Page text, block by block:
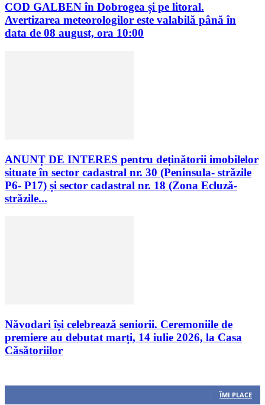
COD GALBEN în Dobrogea și pe litoral.
Avertizarea meteorologilor este valabilă până în
data de 08 august, ora 10:00
ANUNȚ DE INTERES pentru deținătorii imobilelor
situate în sector cadastral nr. 30 (Peninsula- străzile
P6- P17) și sector cadastral nr. 18 (Zona Ecluză-
străzile...
Năvodari își celebrează seniorii. Ceremoniile de
premiere au debutat marți, 14 iulie 2026, la Casa
Căsătoriilor
ÎMI PLACE